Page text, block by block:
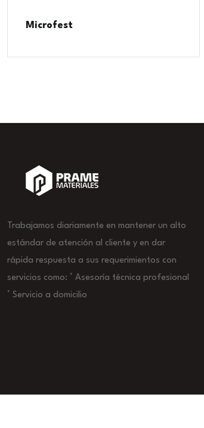
Microfest
Trabajamos diariamente en mantener un alto
estándar de atención al cliente y en dar
rápida respuesta a sus requerimientos con
servicios como: ° Asesoría técnica profesional
° Servicio a domicilio